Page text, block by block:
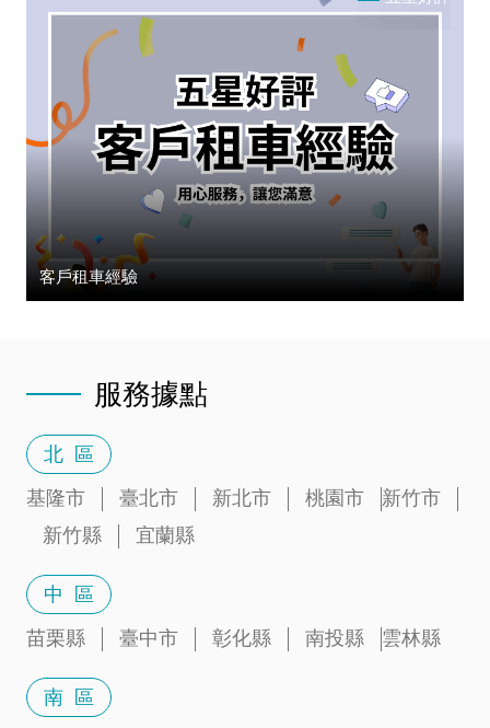
客戶租車經驗
服務據點
北 區
基隆市
臺北市 新北市 桃園市
新竹市
新竹縣
宜蘭縣
中 區
苗栗縣
臺中市 彰化縣 南投縣 雲林縣
南 區